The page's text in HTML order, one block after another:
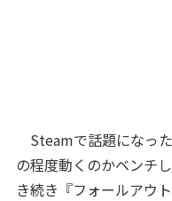
Steamで話題になっ
の程度動くのかベンチ
き続き『フォールアウ